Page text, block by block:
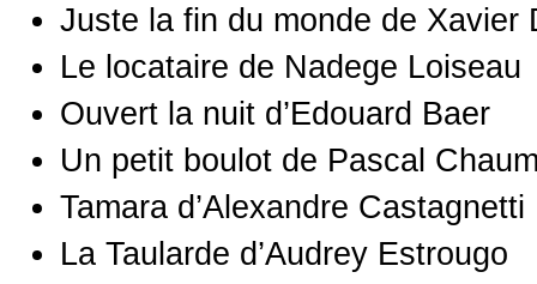
Juste la fin du monde de Xavier
Le locataire de Nadege Loiseau
Ouvert la nuit d’Edouard Baer
Un petit boulot de Pascal
Tamara d’Alexandre Castagnetti
La Taularde d’Audrey Estrougo